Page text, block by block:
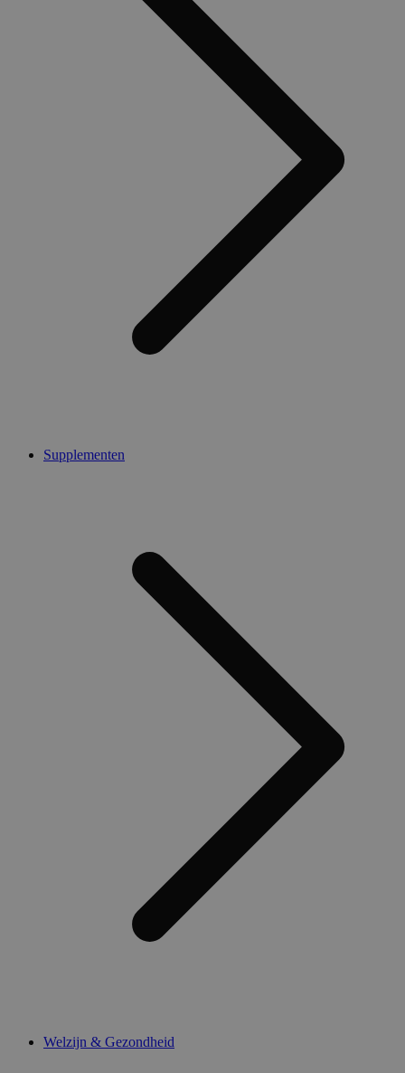
Supplementen
Welzijn & Gezondheid